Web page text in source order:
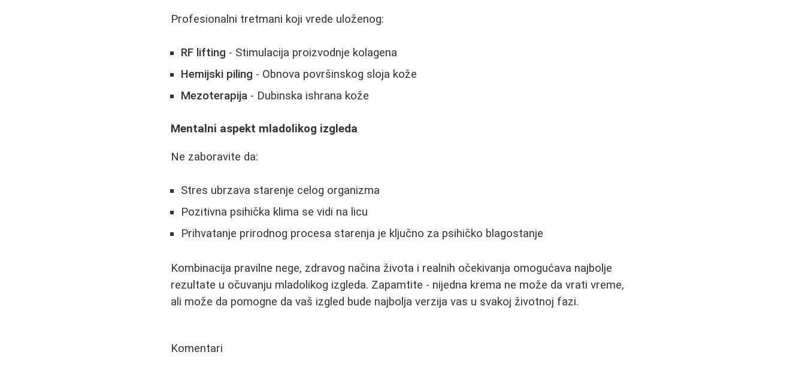
Profesionalni tretmani koji vrede uloženog:
RF lifting - Stimulacija proizvodnje kolagena
Hemijski piling - Obnova površinskog sloja kože
Mezoterapija - Dubinska ishrana kože
Mentalni aspekt mladolikog izgleda
Ne zaboravite da:
Stres ubrzava starenje celog organizma
Pozitivna psihička klima se vidi na licu
Prihvatanje prirodnog procesa starenja je ključno za psihičko blagostanje
Kombinacija pravilne nege, zdravog načina života i realnih očekivanja omogućava najbolje
rezultate u očuvanju mladolikog izgleda. Zapamtite - nijedna krema ne može da vrati vreme,
ali može da pomogne da vaš izgled bude najbolja verzija vas u svakoj životnoj fazi.
Komentari